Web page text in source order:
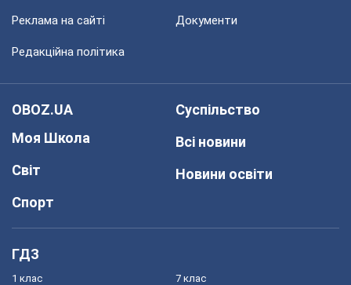
Реклама на сайті Документи
Редакційна політика
OBOZ.UA
Моя Школа
Світ
Спорт
Суспільство
Всі новини
Новини освіти
ГДЗ
1 клас 7 клас